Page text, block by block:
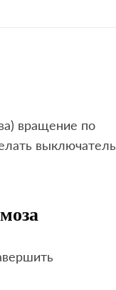
вращение по
выключатель